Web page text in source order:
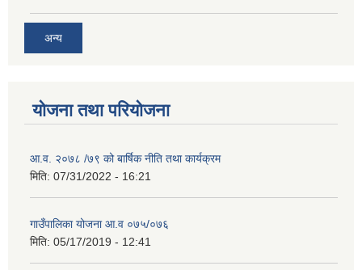
अन्य
योजना तथा परियोजना
आ.व. २०७८ /७९ को बार्षिक नीति तथा कार्यक्रम
मिति: 07/31/2022 - 16:21
गाउँपालिका योजना आ.व ०७५/०७६
मिति: 05/17/2019 - 12:41